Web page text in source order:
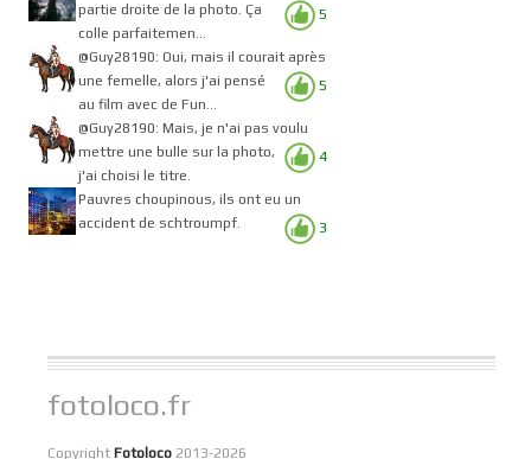
5
partie droite de la photo. Ça
colle parfaitemen...
5
@Guy28190: Oui, mais il courait après
une femelle, alors j'ai pensé
au film avec de Fun...
4
@Guy28190: Mais, je n'ai pas voulu
mettre une bulle sur la photo,
j'ai choisi le titre.
3
Pauvres choupinous, ils ont eu un
accident de schtroumpf.
fotoloco.fr
Copyright Fotoloco 2013-2026